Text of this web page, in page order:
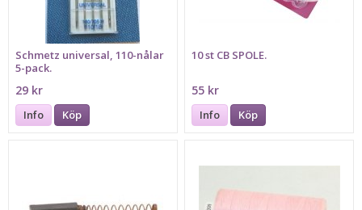
Schmetz universal, 110-nålar
5-pack.
29 kr
Info Köp
10 st CB SPOLE.
55 kr
Info Köp